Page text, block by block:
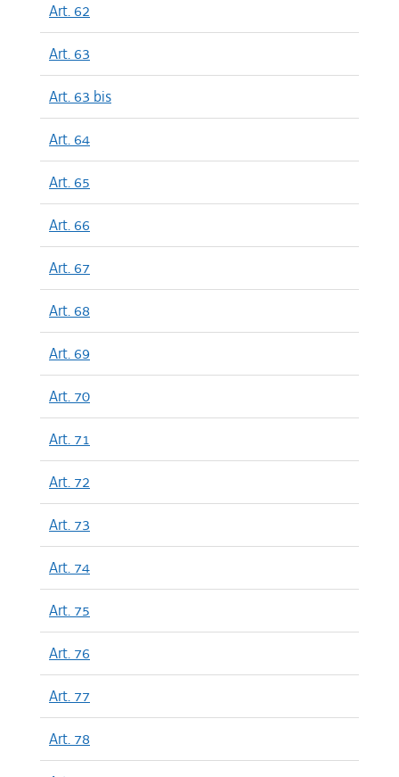
Art. 62
Art. 63
Art. 63 bis
Art. 64
Art. 65
Art. 66
Art. 67
Art. 68
Art. 69
Art. 70
Art. 71
Art. 72
Art. 73
Art. 74
Art. 75
Art. 76
Art. 77
Art. 78